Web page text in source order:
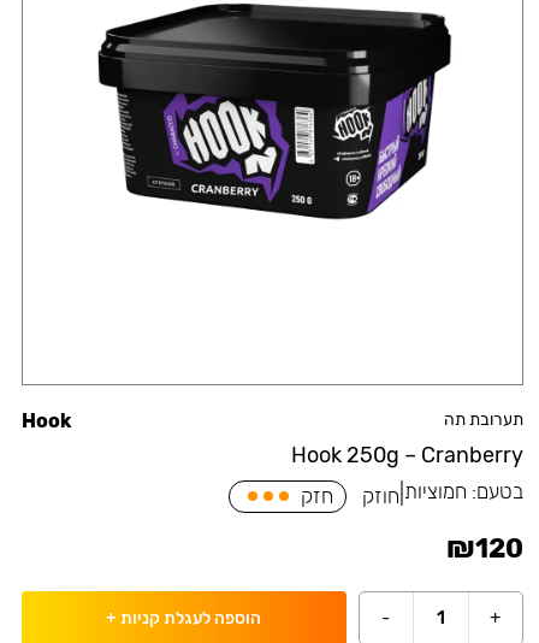
תערובת תה
Hook 250g – Cranberry
Hook
בטעם: חמוציות חוזק חזק
₪120
+
1
- הוספה לעגלת קניות +